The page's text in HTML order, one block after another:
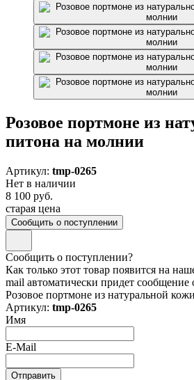
Розовое портмоне из
питона на молнии
Артикул: tmp-0265
Нет в наличии
8 100 руб.
старая цена
Сообщить о поступлении
Сообщить о поступлении?
Как только этот товар появится на
mail автоматически придет сообщение
Розовое портмоне из натуральной
Артикул: tmp-0265
Имя
E-Mail